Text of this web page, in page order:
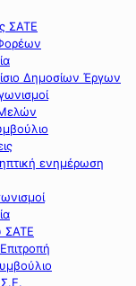
ΣΑΤΕ
Δημοσίων Έργων
ενημέρωση
ΣΑΤΕ